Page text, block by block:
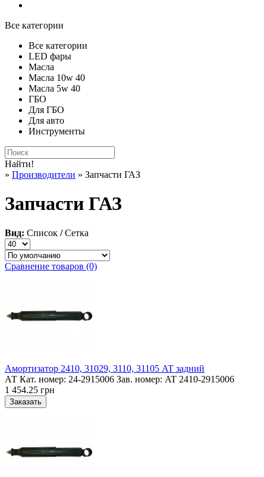
Все категории
Все категории
LED фары
Масла
Масла 10w 40
Масла 5w 40
ГБО
Для ГБО
Для авто
Инструменты
Найти!
» Производители » Запчасти ГАЗ
Запчасти ГАЗ
Вид: Список / Сетка
Сравнение товаров (0)
Амортизатор 2410, 31029, 3110, 31105 AT задний
АТ Кат. номер: 24-2915006 Зав. номер: AT 2410-2915006
1 454.25 грн